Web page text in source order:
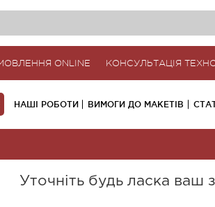
ONLINE КОНСУЛЬТАЦІЯ
НАШІ РОБОТИ ВИМОГИ ДО МАКЕТІВ
Уточніть будь ласка ваш